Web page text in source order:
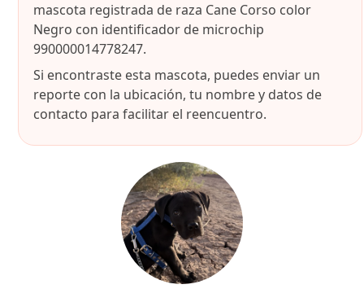
mascota registrada de raza Cane Corso color
Negro con identificador de microchip
990000014778247.
Si encontraste esta mascota, puedes enviar un
reporte con la ubicación, tu nombre y datos de
contacto para facilitar el reencuentro.